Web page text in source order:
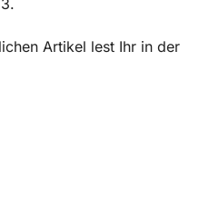
Artikel lest Ihr in der